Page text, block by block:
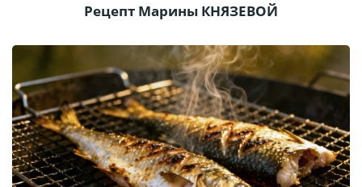
Рецепт Марины КНЯЗЕВОЙ